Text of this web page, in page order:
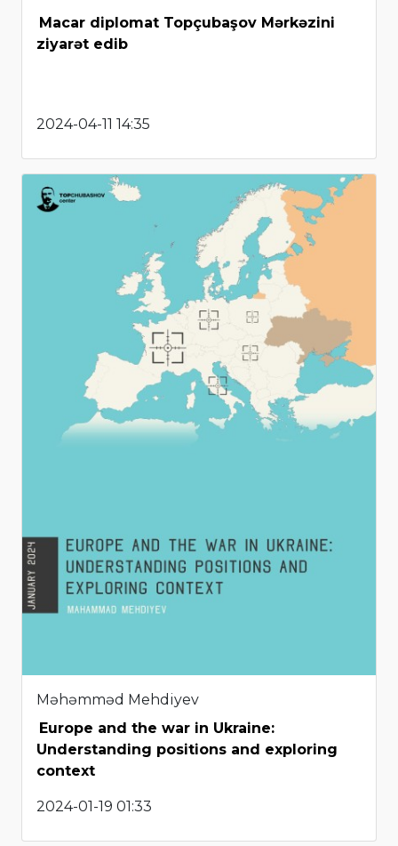
Macar diplomat Topçubaşov Mərkəzini
ziyarət edib
2024-04-11 14:35
Məhəmməd Mehdiyev
Europe and the war in Ukraine:
Understanding positions and exploring
context
2024-01-19 01:33